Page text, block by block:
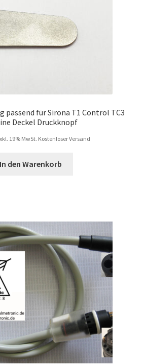
passend für Sirona T1 Control TC3
Deckel Druckknopf
19% MwSt. Kostenloser Versand
In den Warenkorb